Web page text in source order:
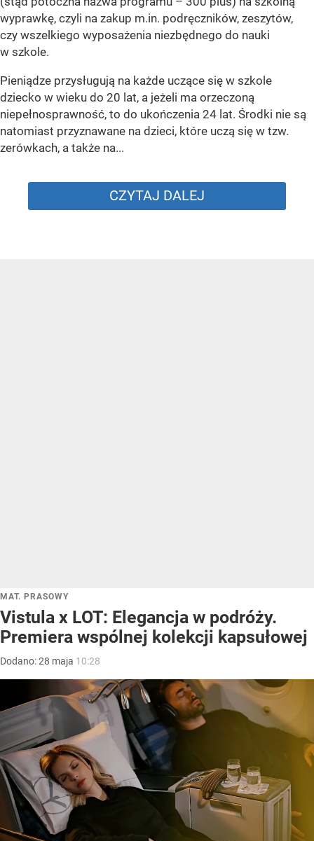
wyprawkę, czyli na zakup m.in. podręczników, zeszytów,
czy wszelkiego wyposażenia niezbędnego do nauki
w szkole.
Pieniądze przysługują na każde uczące się w szkole
dziecko w wieku do 20 lat, a jeżeli ma orzeczoną
niepełnosprawność, to do ukończenia 24 lat. Środki nie są
natomiast przyznawane na dzieci, które uczą się w tzw.
zerówkach, a także na...
CZYTAJ DALEJ
MAT. PRASOWY
Vistula x LOT: Elegancja w podróży.
Premiera wspólnej kolekcji kapsułowej
Dodano:28 maja 10:28